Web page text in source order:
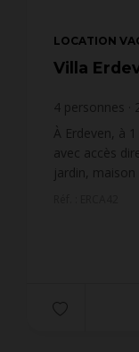
LOCATION
Villa
4 personnes
wi-fi
À Erdeven, à
avec accès
jardin, maison